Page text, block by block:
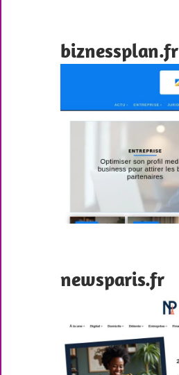
biznessplan.fr
newsparis.fr